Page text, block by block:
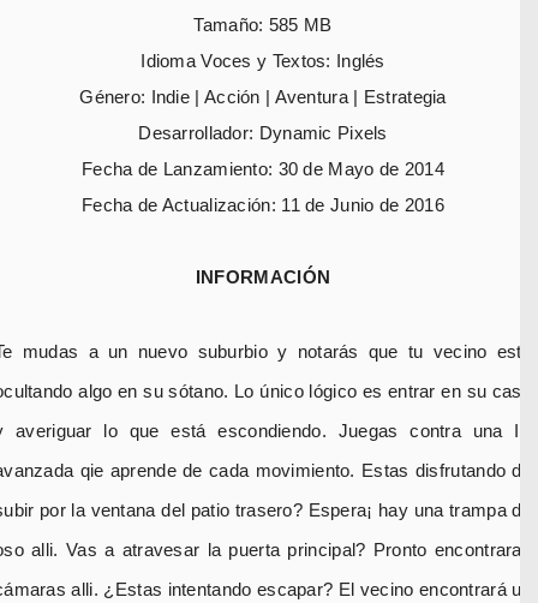
Tamaño: 585 MB
Idioma Voces y Textos: Inglés
Género: Indie | Acción | Aventura | Estrategia
Desarrollador: Dynamic Pixels
Fecha de Lanzamiento: 30 de Mayo de 2014
Fecha de Actualización: 11 de Junio de 2016
INFORMACIÓN
mudas a un nuevo suburbio y notarás que tu vecino está
algo en su sótano. Lo único lógico es entrar en su casa
averiguar lo que está escondiendo. Juegas contra una IA
qie aprende de cada movimiento. Estas disfrutando de
por la ventana del patio trasero? Espera¡ hay una trampa de
alli. Vas a atravesar la puerta principal? Pronto encontraras
alli. ¿Estas intentando escapar? El vecino encontrará un